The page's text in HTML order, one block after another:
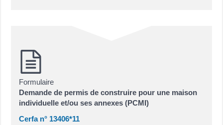
Formulaire
Demande de permis de construire pour une maison
individuelle et/ou ses annexes (PCMI)
Cerfa n° 13406*11